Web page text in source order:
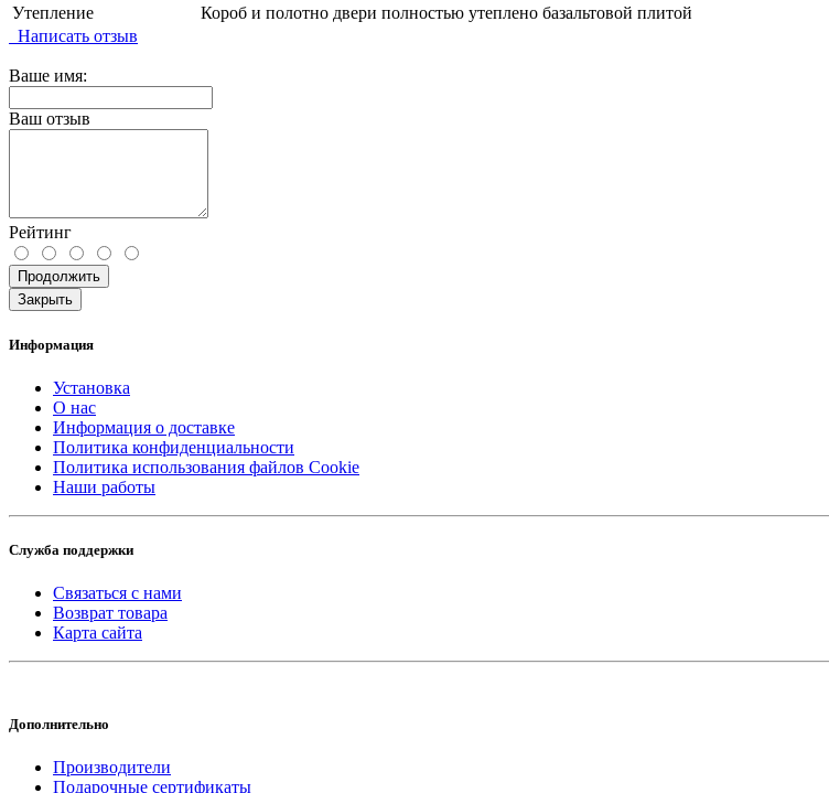
Утепление
Короб и полотно двери полностью утеплено базальтовой плитой
Написать отзыв
Ваше имя:
Ваш отзыв
Рейтинг
Продолжить
Закрыть
Информация
Установка
О нас
Информация о доставке
Политика конфиденциальности
Политика использования файлов Cookie
Наши работы
Служба поддержки
Связаться с нами
Возврат товара
Карта сайта
Дополнительно
Производители
Подарочные сертификаты